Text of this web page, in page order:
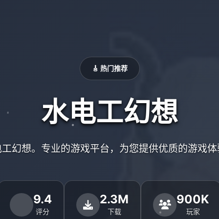
🎸 热门推荐
水电工幻想
幻想。专业的游戏平台，为您提供优质的游戏
9.4
评分
2.3M
下载
900K
玩家